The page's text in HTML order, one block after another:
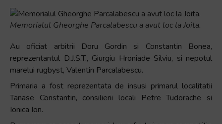
Memorialul Gheorghe Parcalabescu a avut loc la Joita.
Au oficiat arbitrii Doru Gordin si Constantin Bonea,
reprezentantul D.J.S.T., Giurgiu Hroniade Silviu, si nepotul
marelui rugbyst, Valentin Parcalabescu.
Primaria a fost reprezentata de insusi primarul localitatii
Tanase Constantin, consilierii locali Petre Tudorache si
Ionica Ion.